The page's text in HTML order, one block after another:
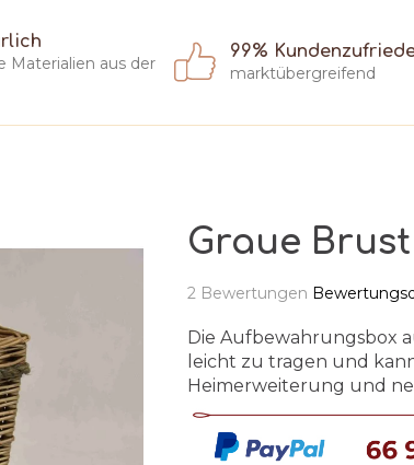
Materialien aus der
99%
marktübergreifend
Die Aufbewahrungsbox
leicht zu tragen und
Heimerweiterung und
Graue Brust
Die
Produktbewertung
ist
5,0
von
5
Sternen.
2 Bewertungen